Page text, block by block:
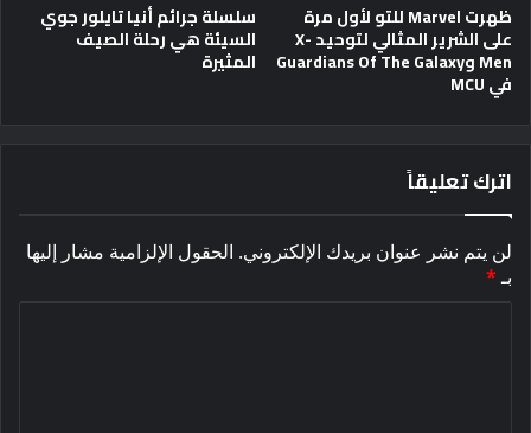
ظهرت Marvel للتو لأول مرة
على الشرير المثالي لتوحيد X-
Men وGuardians Of The Galaxy
في MCU
سلسلة جرائم أنيا تايلور جوي
السيئة هي رحلة الصيف
المثيرة
اترك تعليقاً
لن يتم نشر عنوان بريدك الإلكتروني. الحقول الإلزامية مشار إليها
بـ*